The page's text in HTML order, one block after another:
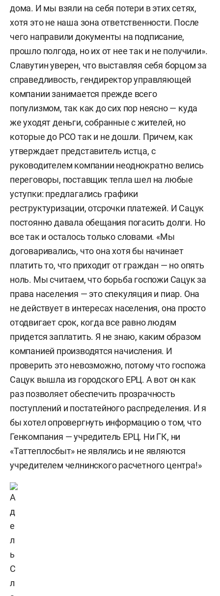
дома. И мы взяли на себя потери в этих сетях,
хотя это не наша зона ответственности. После
чего направили документы на подписание,
прошло полгода, но их от нее так и не получили».
Славутин уверен, что выставляя себя борцом за
справедливость, гендиректор управляющей
компании занимается прежде всего
популизмом, так как до сих пор неясно — куда
же уходят деньги, собранные с жителей, но
которые до РСО так и не дошли. Причем, как
утверждает представитель истца, с
руководителем компании неоднократно велись
переговоры, поставщик тепла шел на любые
уступки: предлагались графики
реструктуризации, отсрочки платежей. И Сацук
постоянно давала обещания погасить долги. Но
все так и осталось только словами. «Мы
договаривались, что она хотя бы начинает
платить то, что приходит от граждан — но опять
ноль. Мы считаем, что борьба госпожи Сацук за
права населения — это спекуляция и пиар. Она
не действует в интересах населения, она просто
отодвигает срок, когда все равно людям
придется заплатить. Я не знаю, каким образом
компанией производятся начисления. И
проверить это невозможно, потому что госпожа
Сацук вышла из городского ЕРЦ. А вот он как
раз позволяет обеспечить прозрачность
поступлений и постатейного распределения. И я
бы хотел опровергнуть информацию о том, что
Генкомпания — учредитель ЕРЦ. Ни ГК, ни
«Таттеплосбыт» не являлись и не являются
учредителем челнинского расчетного центра!»